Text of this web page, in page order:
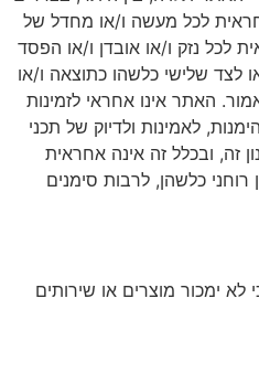
לכל מעשה ו/או מחדל של
לכל נזק ו/או אובדן ו/או הפסד
לצד שלישי כלשהו כתוצאה ו/או
האתר אינו אחראי לזמינות
לאמינות ולדיוק של תכני
זה, ובכלל זה אינה אחראית
רוחני כלשהן, לרבות סימנים
ימכור מוצרים או שירותים